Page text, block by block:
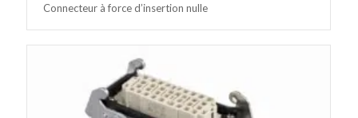
Connecteur à force d’insertion nulle